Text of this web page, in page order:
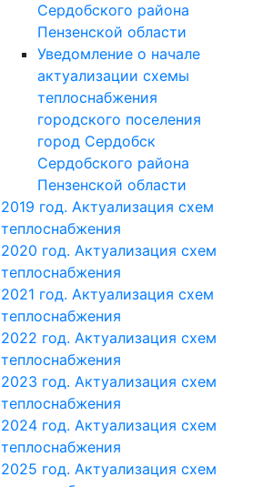
Сердобского района
Пензенской области
Уведомление о начале
актуализации схемы
теплоснабжения
городского поселения
город Сердобск
Сердобского района
Пензенской области
2019 год. Актуализация схем
теплоснабжения
2020 год. Актуализация схем
теплоснабжения
2021 год. Актуализация схем
теплоснабжения
2022 год. Актуализация схем
теплоснабжения
2023 год. Актуализация схем
теплоснабжения
2024 год. Актуализация схем
теплоснабжения
2025 год. Актуализация схем